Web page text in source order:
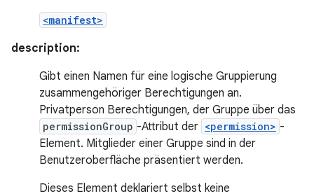
<manifest>
description:
Gibt einen Namen für eine logische Gruppierung
zusammengehöriger Berechtigungen an.
Privatperson Berechtigungen, der Gruppe über das
permissionGroup -Attribut der <permission> -
Element. Mitglieder einer Gruppe sind in der
Benutzeroberfläche präsentiert werden.
Dieses Element deklariert selbst keine